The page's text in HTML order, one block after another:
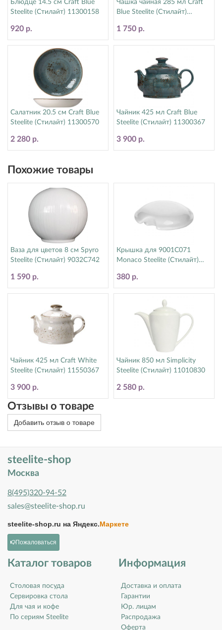
Блюдце 14.5 см Craft Blue
Steelite (Стилайт) 11300158
920 р.
Чашка чайная 285 мл Craft
Blue Steelite (Стилайт)
1 750 р.
Салатник 20.5 см Craft Blue
Steelite (Стилайт) 11300570
2 280 р.
Чайник 425 мл Craft Blue
Steelite (Стилайт) 11300367
3 900 р.
Похожие товары
Ваза для цветов 8 см Spyro
Steelite (Стилайт) 9032C742
1 590 р.
Крышка для 9001C071
Monaco Steelite (Стилайт)
380 р.
Чайник 425 мл Craft White
Steelite (Стилайт) 11550367
3 900 р.
Чайник 850 мл Simplicity
Steelite (Стилайт) 11010830
2 580 р.
Отзывы о товаре
Добавить отзыв о товаре
steelite-shop
Москва
8(495)320-94-52
sales@steelite-shop.ru
steelite-shop.ru на Яндекс.Маркете
Пожаловаться
Каталог товаров
Столовая посуда
Сервировка стола
Для чая и кофе
По сериям Steelite
Информация
Доставка и оплата
Гарантии
Юр. лицам
Распродажа
Оферта